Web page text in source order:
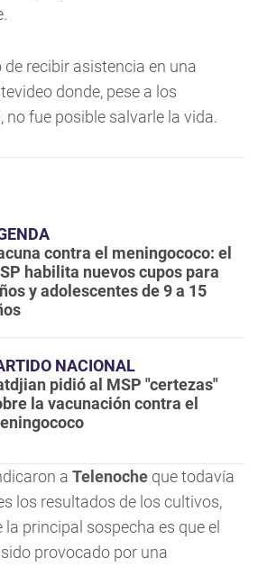
recibir asistencia en una
donde, pese a los
no fue posible salvarle la vida.
contra el meningococo: el
habilita nuevos cupos para
y adolescentes de 9 a 15
NACIONAL
pidió al MSP "certezas"
la vacunación contra el
a Telenoche que todavía
los resultados de los cultivos,
principal sospecha es que el
provocado por una